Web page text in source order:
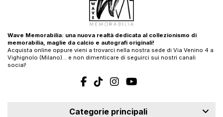
Wave Memorabilia: una nuova realtà dedicata al collezionismo di
memorabilia, maglie da calcio e autografi originali!
Acquista online oppure vieni a trovarci nella nostra sede di Via Venino 4 a
Vighignolo (Milano)… e non dimenticare di seguirci sui nostri canali
social!
Categorie principali